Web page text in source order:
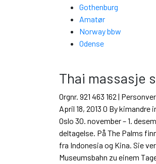
Gothenburg
Amatør
Norway bbw
Odense
Thai massasje
Orgnr. 921 463 162 |
April 18, 2013 0 By
Oslo 30. november – 1.
deltagelse. På The Palms
fra Indonesia og Kina. Sie
Museumsbahn zu einem